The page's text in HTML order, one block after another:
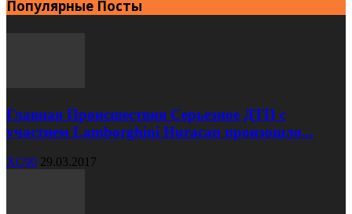
Популярные Посты
Главная Происшествия Серьезное ДТП с
участием Lamborghini Huracan произошло...
XC90 29.03.2017